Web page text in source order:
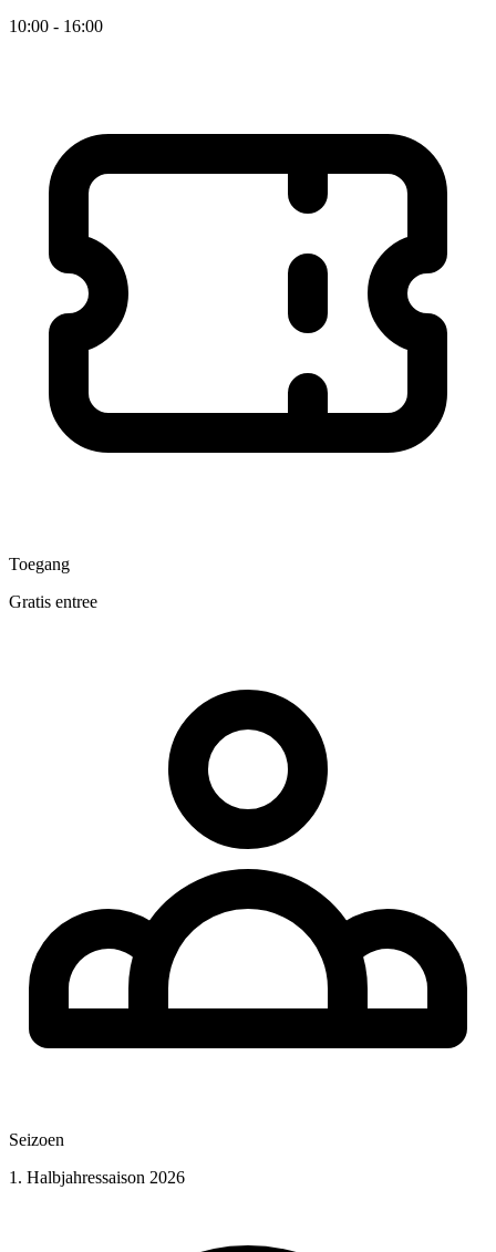
10:00 - 16:00
Toegang
Gratis entree
Seizoen
1. Halbjahressaison 2026